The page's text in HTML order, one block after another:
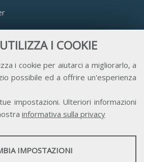
I COOKIE
i cookie per aiutarci a migliorarlo, a
possibile ed a offrire un'esperienza
impostazioni. Ulteriori informazioni
informativa sulla privacy
IMPOSTAZIONI